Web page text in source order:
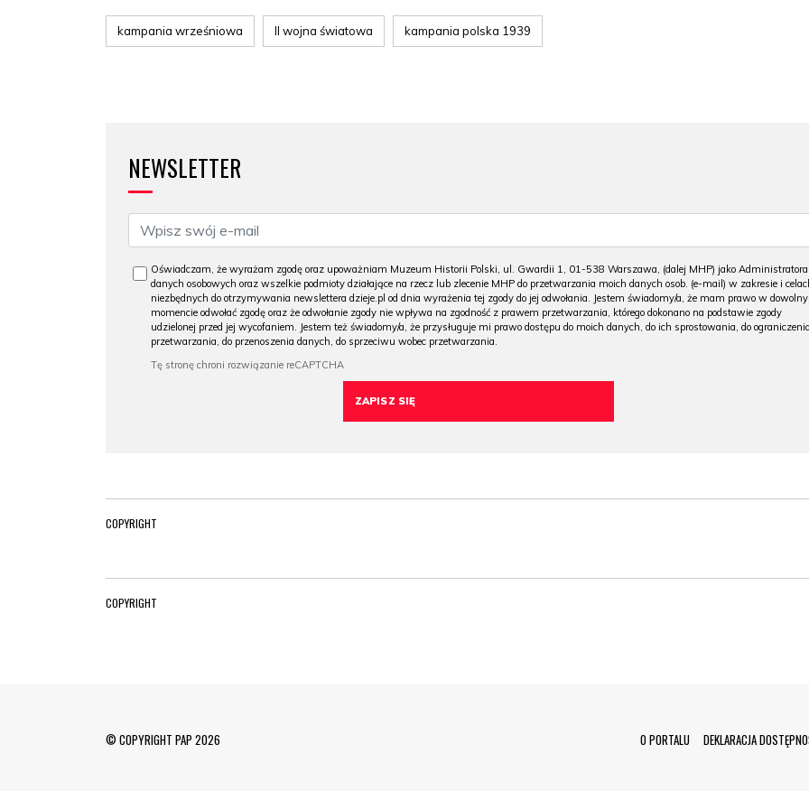
kampania wrześniowa II wojna światowa kampania polska 1939
NEWSLETTER
Oświadczam, że wyrażam zgodę oraz upoważniam Muzeum Historii Polski, ul. Gwardii 1, 01-538 Warszawa, (dalej MHP) jako Administratora
danych osobowych oraz wszelkie podmioty działające na rzecz lub zlecenie MHP do przetwarzania moich danych osob. (e-mail) w zakresie i
niezbędnych do otrzymywania newslettera dzieje.pl od dnia wyrażenia tej zgody do jej odwołania. Jestem świadomy/a, że mam prawo w
momencie odwołać zgodę oraz że odwołanie zgody nie wpływa na zgodność z prawem przetwarzania, którego dokonano na podstawie zgody
udzielonej przed jej wycofaniem. Jestem też świadomy/a, że przysługuje mi prawo dostępu do moich danych, do ich sprostowania, do ograniczenia
przetwarzania, do przenoszenia danych, do sprzeciwu wobec przetwarzania.
COPYRIGHT
COPYRIGHT
© COPYRIGHT PAP 2026 Menu Footer
O PORTALU DEKLARACJA